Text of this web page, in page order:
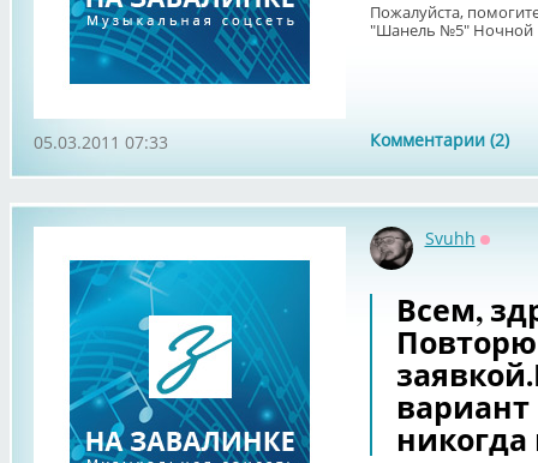
Пожалуйста,
"Шанель №5" Ночной
Комментарии (2)
05.03.2011 07:33
Svuhh
Всем,
никогда